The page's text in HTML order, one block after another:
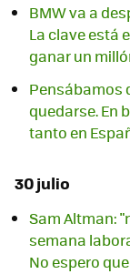
BMW va a
La clave está
ganar un
Pensábamos
quedarse. En
tanto en
30 julio
Sam Altman:
semana
No espero